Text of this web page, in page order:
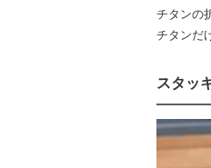
チタンの
チタンだ
スタッ